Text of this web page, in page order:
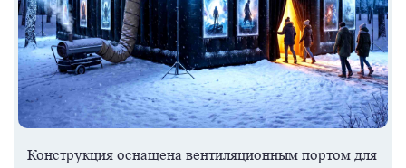
Конструкция оснащена вентиляционным портом для